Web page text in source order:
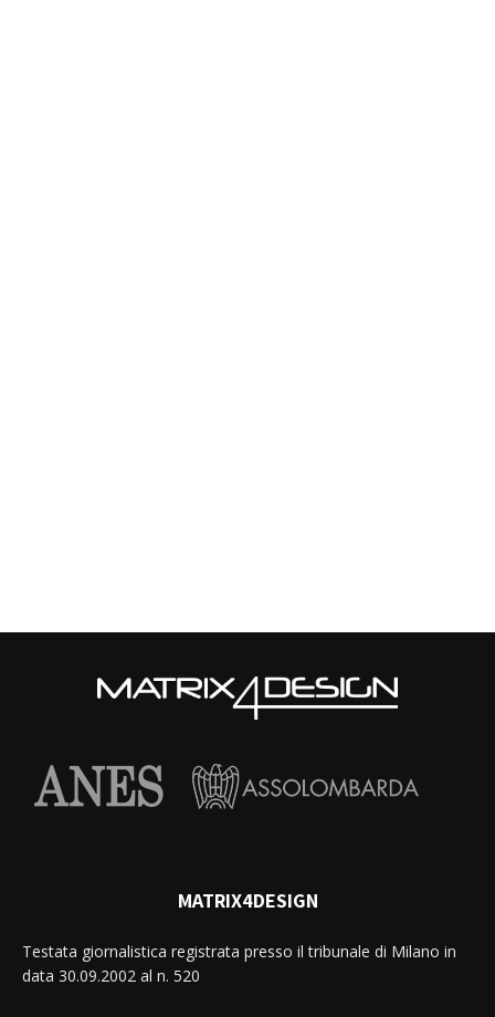
MATRIX4DESIGN
Testata giornalistica registrata presso il tribunale di Milano in
data 30.09.2002 al n. 520